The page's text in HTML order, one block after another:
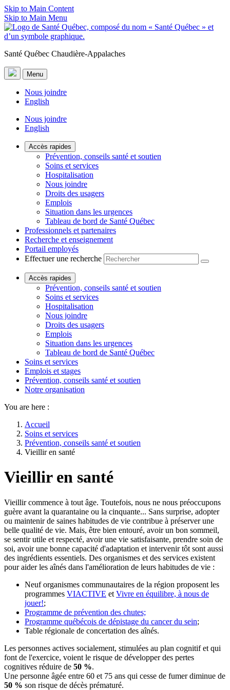
Skip to Main Content
Skip to Main Menu
Santé Québec Chaudière-Appalaches
Menu
Nous joindre
English
Nous joindre
English
Accès rapides
Prévention, conseils santé et soutien
Soins et services
Hospitalisation
Nous joindre
Droits des usagers
Emplois
Situation dans les urgences
Tableau de bord de Santé Québec
Professionnels et partenaires
Recherche et enseignement
Portail employés
Effectuer une recherche
Accès rapides
Prévention, conseils santé et soutien
Soins et services
Hospitalisation
Nous joindre
Droits des usagers
Emplois
Situation dans les urgences
Tableau de bord de Santé Québec
Soins et services
Emplois et stages
Prévention, conseils santé et soutien
Notre organisation
You are here :
Accueil
Soins et services
Prévention, conseils santé et soutien
Vieillir en santé
Vieillir en santé
Vieillir commence à tout âge. Toutefois, nous ne nous préoccupons
guère avant la quarantaine ou la cinquante... Sans surprise, adopter
ou maintenir de saines habitudes de vie contribue à préserver une
belle qualité de vie. Mais, être bien entouré, avoir un bon sommeil,
se sentir utile et respecté, avoir une vie satisfaisante, prendre soin de
soi, avoir une bonne capacité d'adaptation et intervenir tôt sont aussi
des ingrédients essentiels. Des organismes et des services existent
pour aider les aînés dans l'amélioration de leurs habitudes de vie :
Neuf organismes communautaires de la région proposent les
programmes VIACTIVE et Vivre en équilibre, à nous de
jouer!;
Programme de prévention des chutes;
Programme québécois de dépistage du cancer du sein;
Table régionale de concertation des aînés.
Les personnes actives socialement, stimulées au plan cognitif et qui
font de l'exercice, voient le risque de développer des pertes
cognitives réduire de 50 %.
Une personne âgée entre 60 et 75 ans qui cesse de fumer diminue de
50 % son risque de décès prématuré.